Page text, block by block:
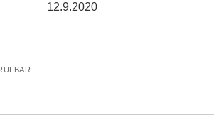
12.9.2020